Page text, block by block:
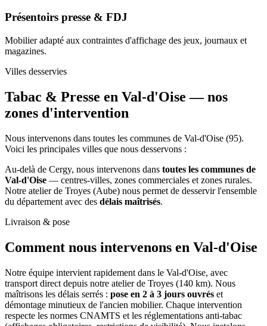
Présentoirs presse & FDJ
Mobilier adapté aux contraintes d'affichage des jeux, journaux et
magazines.
Villes desservies
Tabac & Presse en Val-d'Oise —nos
zones d'intervention
Nous intervenons dans toutes les communes de Val-d'Oise (95).
Voici les principales villes que nous desservons :
Au-delà de Cergy, nous intervenons dans toutes les communes de
Val-d'Oise — centres-villes, zones commerciales et zones rurales.
Notre atelier de Troyes (Aube) nous permet de desservir l'ensemble
du département avec des délais maîtrisés.
Livraison & pose
Comment nous intervenons en Val-d'Oise
Notre équipe intervient rapidement dans le Val-d'Oise, avec
transport direct depuis notre atelier de Troyes (140 km). Nous
maîtrisons les délais serrés : pose en 2 à 3 jours ouvrés et
démontage minutieux de l'ancien mobilier. Chaque intervention
respecte les normes CNAMTS et les réglementations anti-tabac